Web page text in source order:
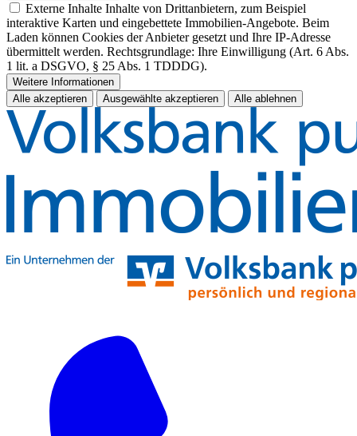
Externe Inhalte Inhalte von Drittanbietern, zum Beispiel
interaktive Karten und eingebettete Immobilien-Angebote. Beim
Laden können Cookies der Anbieter gesetzt und Ihre IP-Adresse
übermittelt werden. Rechtsgrundlage: Ihre Einwilligung (Art. 6 Abs.
1 lit. a DSGVO, § 25 Abs. 1 TDDDG).
Weitere Informationen
Alle akzeptieren
Ausgewählte akzeptieren Alle ablehnen